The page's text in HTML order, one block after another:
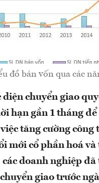
đồ bán vốn qua các
chuyển giao
hạn gần 1 tháng
tăng cường
mới cổ phần hoá
doanh nghiệp
giao trước